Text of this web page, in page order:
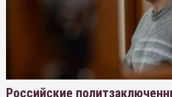
Российские